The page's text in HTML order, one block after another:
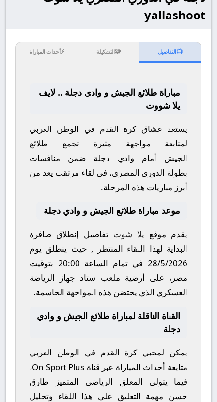
yallashoot
📺التفاصيل 🧩التشكيلة ⚡أحداث المباراة
مباراة طلائع الجيش و وادي دجلة .. لايف
يلا شووت
يستعد عشاق كرة القدم في الوطن العربي
لمتابعة مواجهة مثيرة تجمع طلائع
الجيش أمام وادي دجلة ضمن منافسات
بطولة الدوري المصري، في لقاء مرتقب يعد من
أبرز مباريات هذه المرحلة.
موعد مباراة طلائع الجيش و وادي دجلة
يقدم موقع يلا شوت تفاصيل إنطلاق صافرة
البداية لهذا اللقاء المنتظر , حيث ينطلق يوم
28/5/2026في تمام الساعة 20:00 بتوقيت
مصر، على أرضية ملعب ستاد جهاز الرياضة
العسكري الذي يحتضن هذه المواجهة الحاسمة.
القناة الناقلة لمباراة طلائع الجيش و وادي
دجلة
يمكن لمحبي كرة القدم في الوطن العربي
متابعة أحداث المباراة عبر قناة On Sport Plus،
فيما يتولى المعلق الرياضي المتميز طارق
حسن مهمة التعليق على هذا اللقاء وتحليل